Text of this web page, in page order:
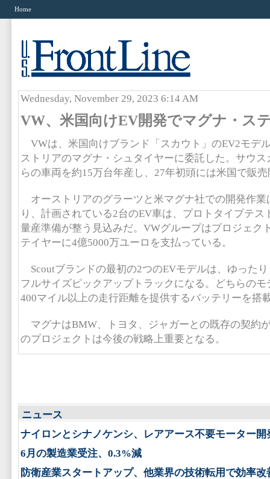
Home
Wednesday, November 29, 2023 6:14 AM
VW、米国向けEV開発でマグナ・ス
VWは、米国向けブランド「スカウト」のEV2モデ
ストリアのマグナ・シュタイヤーに委託した。サウ
らの車両を約15万台年産し、27年初頭には米国で販
オーストリアのグラーツと米マグナ社での開発作業
り、計画されている2台のEV車は、プロトタイプテス
量産準備が整う見込みだ。VWグループはプロジェク
テイヤーに4億5000万ユーロを支払っている。
Scoutブランドの最初の2つのEVモデルは、ゆった
フルサイズピックアップトラックになる。どちらの
400マイル以上の走行距離を提供するバッテリーを搭
マグナはBMW、トヨタ、ジャガーとの既存の契約
のプロジェクトは今後の戦略上重要となる。
ニュース
ナイロンとシナノケンシ、レアアース不要モーター開
6月の製造業受注、0.3%減
防衛産業スタートアップ、他業界の技術転用で効率改